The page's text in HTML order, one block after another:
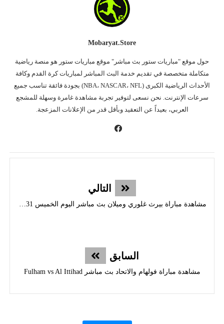
Mobaryat.store
حول موقع "مباريات ستور بث مباشر" موقع مباريات ستور هو منصة رياضية
متكاملة متخصصة في تقديم خدمة البث المباشر لمباريات كرة القدم وكافة
الأحداث الرياضية الكبرى (NBA، NASCAR، NFL) بجودة فائقة تناسب جميع
سرعات الإنترنت. نحن نسعى لتوفير تجربة مشاهدة غامرة وسهلة للمشجع
العربي، بعيداً عن التعقيد وبأقل قدر من الإعلانات المزعجة.
التالي
مشاهدة مباراة بيرث غلوري وميلان بث مباشر اليوم الخميس 31-7-2025
السابق
مشاهدة مباراة فولهام والاتحاد بث مباشر Fulham vs Al Ittihad